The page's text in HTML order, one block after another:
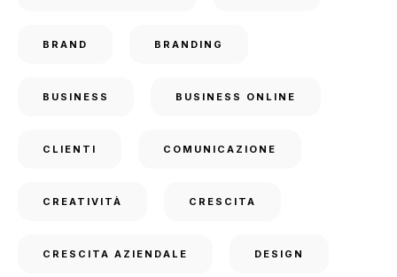
BRAND BRANDING
BUSINESS BUSINESS ONLINE
CLIENTI COMUNICAZIONE
CREATIVITÀ CRESCITA
CRESCITA AZIENDALE DESIGN